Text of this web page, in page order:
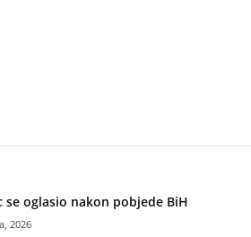
oglasio nakon pobjede BiH
2026